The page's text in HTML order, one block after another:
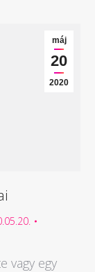
máj
20
2020
vagy egy